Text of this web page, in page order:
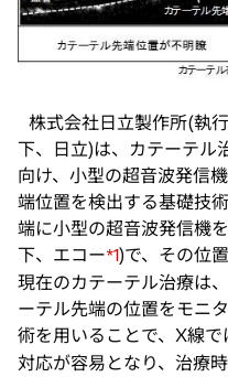
株式会社日立製作所(執
下、日立)は、カテーテル
向け、小型の超音波発信
端位置を検出する基礎技
端に小型の超音波発信機
下、エコー*1)で、その位
現在のカテーテル治療は
ーテル先端の位置をモニ
術を用いることで、X線
対応が容易となり、治療